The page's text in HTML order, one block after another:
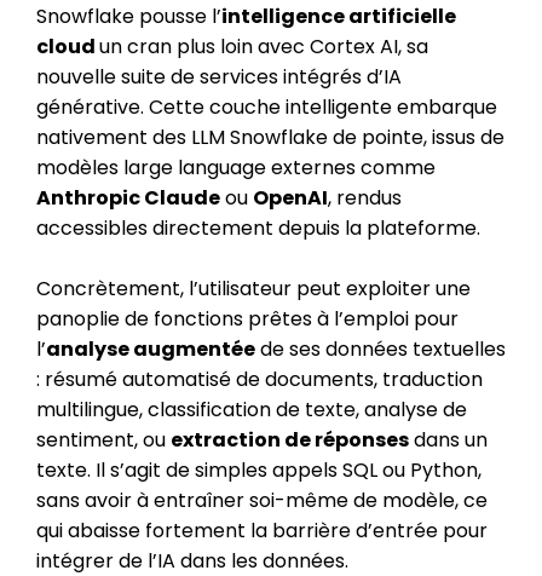
Snowflake pousse l’intelligence artificielle
cloudun cran plus loin avec Cortex AI, sa
nouvelle suite de services intégrés d’IA
générative. Cette couche intelligente embarque
nativement des LLM Snowflake de pointe, issus de
modèles large language externes comme
Anthropic Claudeou OpenAI, rendus
accessibles directement depuis la plateforme.
Concrètement, l’utilisateur peut exploiter une
panoplie de fonctions prêtes à l’emploi pour
l’analyse augmentéede ses données textuelles
: résumé automatisé de documents, traduction
multilingue, classification de texte, analyse de
sentiment, ou extraction de réponsesdans un
texte. Il s’agit de simples appels SQL ou Python,
sans avoir à entraîner soi-même de modèle, ce
qui abaisse fortement la barrière d’entrée pour
intégrer de l’IA dans les données.